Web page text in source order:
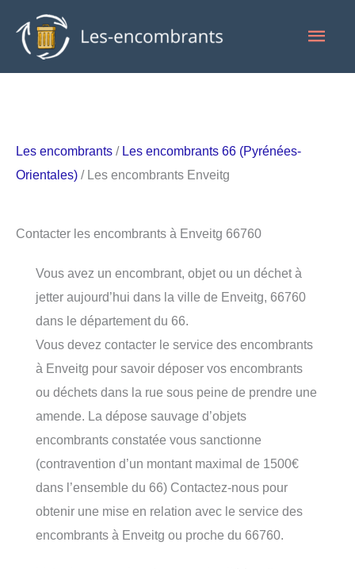
contenu
Les encombrants / Les encombrants 66 (Pyrénées-
Orientales) / Les encombrants Enveitg
Contacter les encombrants à Enveitg 66760
Vous avez un encombrant, objet ou un déchet à
jetter aujourd’hui dans la ville de Enveitg, 66760
dans le département du 66.
Vous devez contacter le service des encombrants
à Enveitg pour savoir déposer vos encombrants
ou déchets dans la rue sous peine de prendre une
amende. La dépose sauvage d’objets
encombrants constatée vous sanctionne
(contravention d’un montant maximal de 1500€
dans l’ensemble du 66) Contactez-nous pour
obtenir une mise en relation avec le service des
encombrants à Enveitg ou proche du 66760.